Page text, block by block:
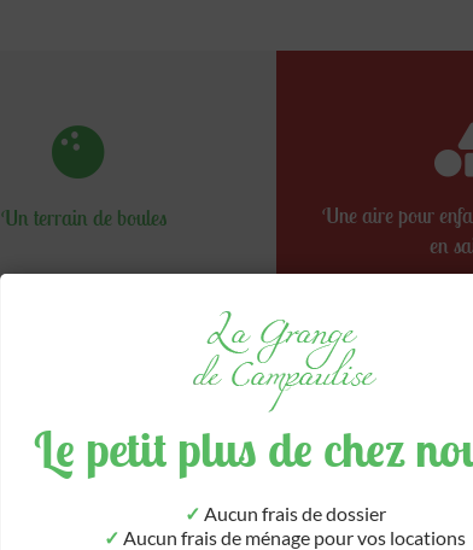
Un terrain de boules
Une aire pour
en
A proximité du camping
Le petit plus de chez
✓ Aucun frais de dossier
✓ Aucun frais de ménage pour vos locations